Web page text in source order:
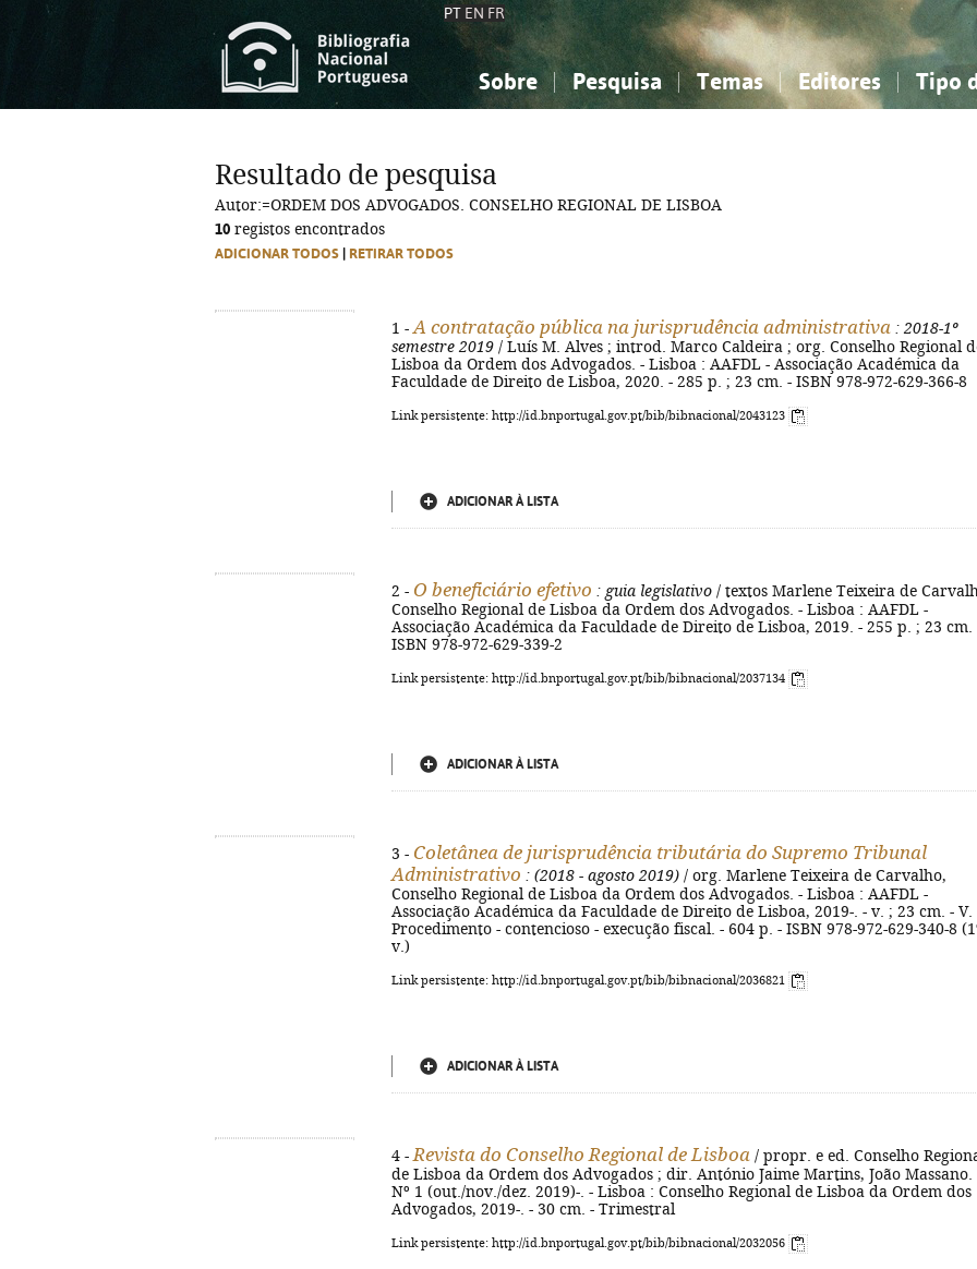
PT EN FR
Sobre Pesquisa Temas
Ciências sociais...
Editores Tipo
Ciências sociais...
Resultado de pesquisa
Autor:=ORDEM DOS ADVOGADOS. CONSELHO REGIONAL DE LISBOA
10 registos encontrados
ADICIONAR TODOS RETIRAR TODOS
1 - A contratação pública na jurisprudência administrativa : 2018-1º
semestre 2019 / Luís M. Alves ; introd. Marco Caldeira ; org. Conselho Regional
Lisboa da Ordem dos Advogados. - Lisboa : AAFDL - Associação Académica da
Faculdade de Direito de Lisboa, 2020. - 285 p. ; 23 cm. - ISBN 978-972-629-366-8
Link persistente: http://id.bnportugal.gov.pt/bib/bibnacional/2043123
ADICIONAR À LISTA
2 - O beneficiário efetivo : guia legislativo / textos Marlene Teixeira de
Conselho Regional de Lisboa da Ordem dos Advogados. - Lisboa : AAFDL -
Associação Académica da Faculdade de Direito de Lisboa, 2019. - 255 p. ; 23 cm.
ISBN 978-972-629-339-2
Link persistente: http://id.bnportugal.gov.pt/bib/bibnacional/2037134
ADICIONAR À LISTA
3 - Coletânea de jurisprudência tributária do Supremo Tribunal
Administrativo : (2018 - agosto 2019) / org. Marlene Teixeira de Carvalho,
Conselho Regional de Lisboa da Ordem dos Advogados. - Lisboa : AAFDL -
Associação Académica da Faculdade de Direito de Lisboa, 2019-. - v. ; 23 cm. - V.
Procedimento - contencioso - execução fiscal. - 604 p. - ISBN 978-972-629-340-8
v.)
Link persistente: http://id.bnportugal.gov.pt/bib/bibnacional/2036821
ADICIONAR À LISTA
4 - Revista do Conselho Regional de Lisboa / propr. e ed. Conselho
de Lisboa da Ordem dos Advogados ; dir. António Jaime Martins, João Massano.
Nº 1 (out./nov./dez. 2019)-. - Lisboa : Conselho Regional de Lisboa da Ordem dos
Advogados, 2019-. - 30 cm. - Trimestral
Link persistente: http://id.bnportugal.gov.pt/bib/bibnacional/2032056